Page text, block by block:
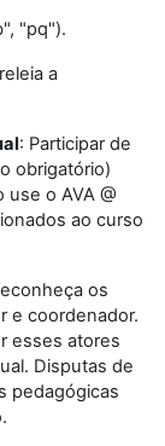
"pq").
a
: Participar de
obrigatório)
o AVA @
ao curso
os
e coordenador.
esses atores
Disputas de
pedagógicas